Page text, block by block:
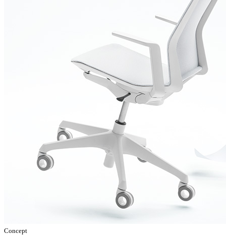
Concept